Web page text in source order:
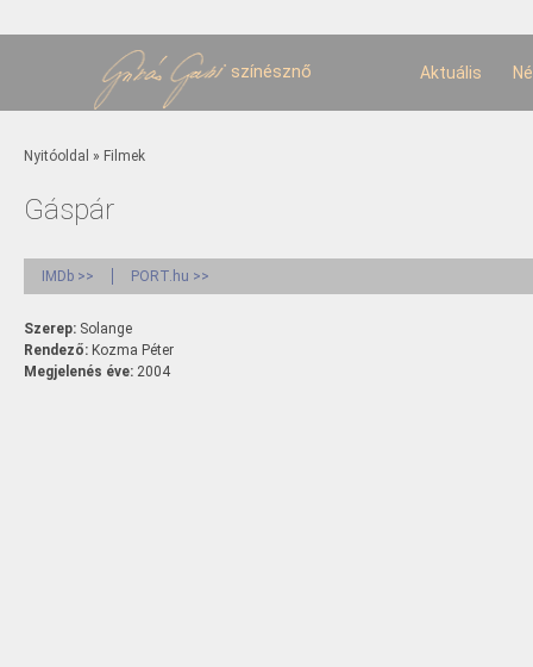
színésznő Aktuális
Jelenlegi hely
Nyitóoldal » Filmek
Gáspár
IMDb >> PORT.hu >>
Szerep: Solange
Rendező: Kozma Péter
Megjelenés éve: 2004